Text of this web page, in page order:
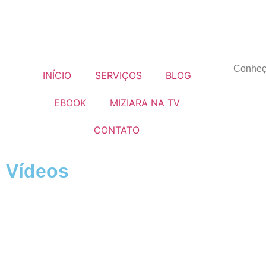
INÍCIO SERVIÇOS BLOG
EBOOK MIZIARA NA TV
CONTATO
Vídeos